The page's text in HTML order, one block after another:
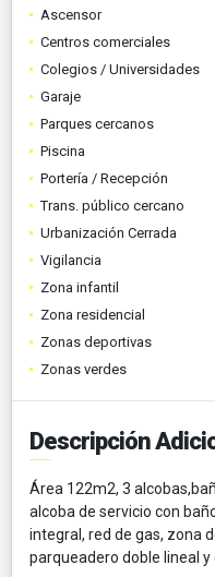
Ascensor
Centros comerciales
Colegios / Universidades
Garaje
Parques cercanos
Piscina
Portería / Recepción
Trans. público cercano
Urbanización Cerrada
Vigilancia
Zona infantil
Zona residencial
Zonas deportivas
Zonas verdes
Descripción
Área 122m2, 3
alcoba de servicio con
integral, red de gas, zona
parqueadero doble lineal y